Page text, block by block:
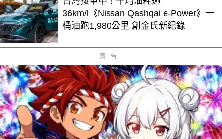
36km/l《Nissan Qashqai e-Power》一
桶油跑1,980公里 創金氏新紀錄
廣告